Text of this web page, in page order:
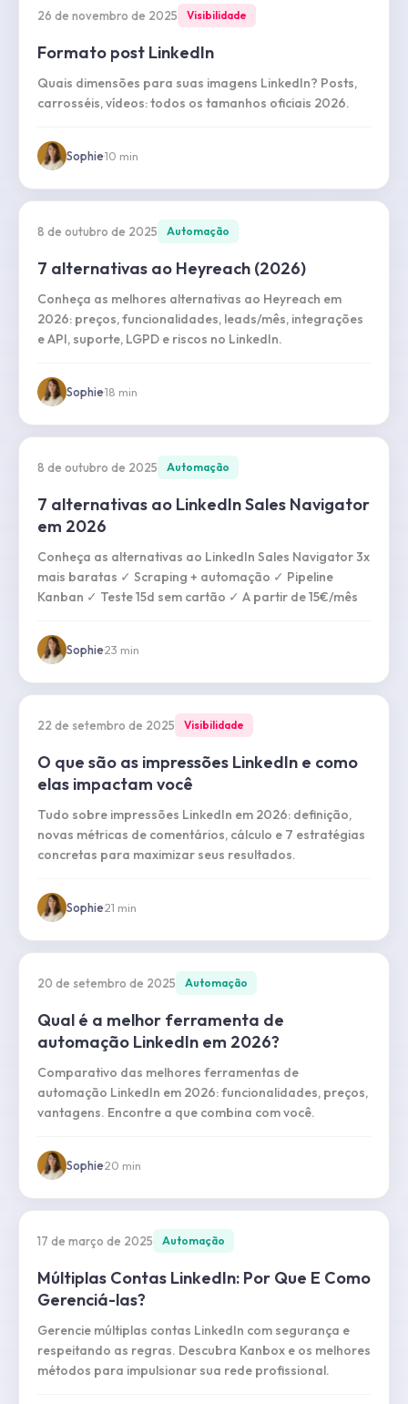
26 de novembro de 2025 Visibilidade
Formato post LinkedIn
Quais dimensões para suas imagens LinkedIn? Posts,
carrosséis, vídeos: todos os tamanhos oficiais 2026.
Sophie·10 min
8 de outubro de 2025 Automação
7 alternativas ao Heyreach (2026)
Conheça as melhores alternativas ao Heyreach em
2026: preços, funcionalidades, leads/mês, integrações
e API, suporte, LGPD e riscos no LinkedIn.
Sophie·18 min
8 de outubro de 2025 Automação
7 alternativas ao LinkedIn Sales Navigator
em 2026
Conheça as alternativas ao LinkedIn Sales Navigator 3x
mais baratas ✓ Scraping + automação ✓ Pipeline
Kanban ✓ Teste 15d sem cartão ✓ A partir de 15€/mês
Sophie·23 min
22 de setembro de 2025 Visibilidade
O que são as impressões LinkedIn e como
elas impactam você
Tudo sobre impressões LinkedIn em 2026: definição,
novas métricas de comentários, cálculo e 7 estratégias
concretas para maximizar seus resultados.
Sophie·21 min
20 de setembro de 2025 Automação
Qual é a melhor ferramenta de
automação LinkedIn em 2026?
Comparativo das melhores ferramentas de
automação LinkedIn em 2026: funcionalidades, preços,
vantagens. Encontre a que combina com você.
Sophie·20 min
17 de março de 2025 Automação
Múltiplas Contas LinkedIn: Por Que E Como
Gerenciá-las?
Gerencie múltiplas contas LinkedIn com segurança e
respeitando as regras. Descubra Kanbox e os melhores
métodos para impulsionar sua rede profissional.